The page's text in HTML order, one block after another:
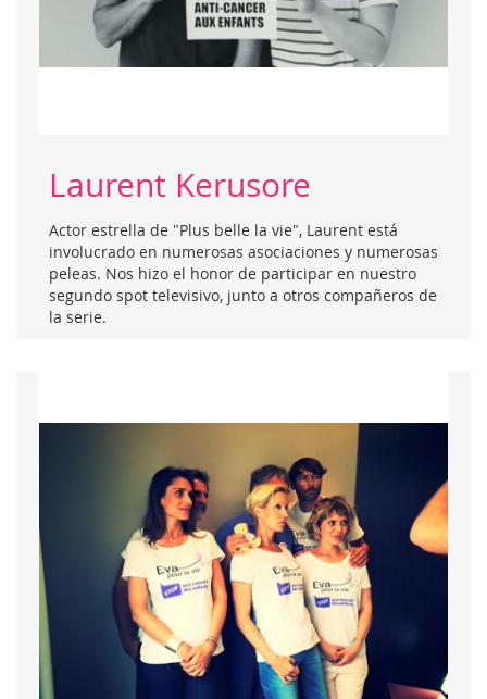
Laurent Kerusore
Actor estrella de "Plus belle la vie", Laurent está
involucrado en numerosas asociaciones y numerosas
peleas. Nos hizo el honor de participar en nuestro
segundo spot televisivo, junto a otros compañeros de
la serie.